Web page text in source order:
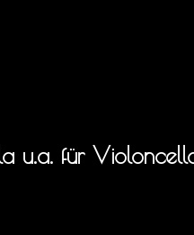
decrease
volume.
u.a. für